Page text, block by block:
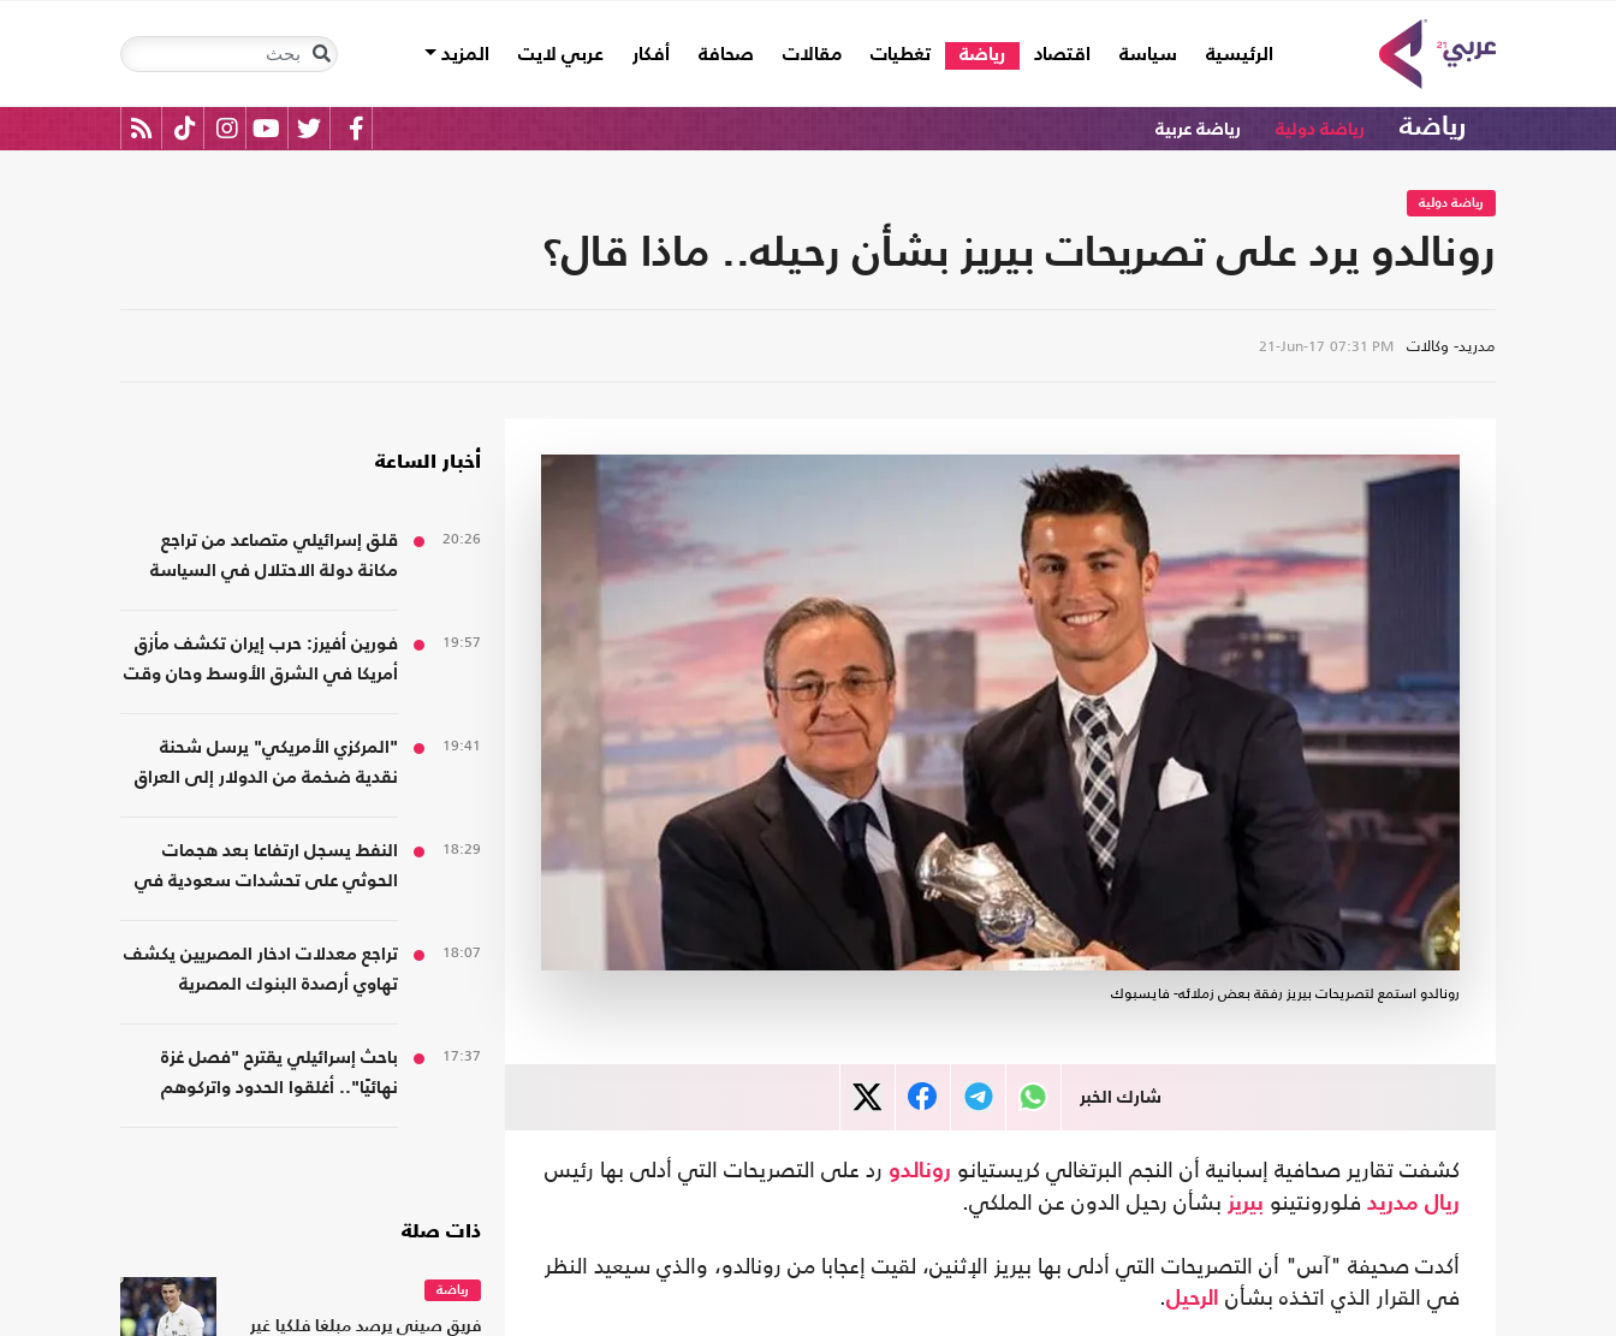
الرئيسية
(current) سياسة اقتصاد رياضة تغطيات مقالات صحافة أفكار عربي لايت المزيد
رياضة رياضة دولية رياضة عربية
رياضة دولية
رونالدو يرد على تصريحات بيريز بشأن رحيله.. ماذا قال؟
مدريد- وكالات 21-Jun-17 07:31 PM
رونالدو استمع لتصريحات بيريز رفقة بعض زملائه- فايسبوك
شارك الخبر
كشفت تقارير صحافية إسبانية أن النجم البرتغالي كريستيانو رونالدو رد على التصريحات التي أدلى بها رئيس
ريال مدريد فلورونتينو بيريز بشأن رحيل الدون عن الملكي.
أكدت صحيفة "آس" أن التصريحات التي أدلى بها بيريز الإثنين، لقيت إعجابا من رونالدو، والذي سيعيد النظر
في القرار الذي اتخذه بشأن
الرحيل.
أخبار الساعة
20:26
قلق إسرائيلي متصاعد من تراجع
مكانة دولة الاحتلال في السياسة
19:57
فورين أفيرز: حرب إيران تكشف مأزق
أمريكا في الشرق الأوسط وحان وقت
19:41
"المركزي الأمريكي" يرسل شحنة
نقدية ضخمة من الدولار إلى العراق
18:29
النفط يسجل ارتفاعا بعد هجمات
الحوثي على تحشدات سعودية في
18:07
تراجع معدلات ادخار المصريين يكشف
تهاوي أرصدة البنوك المصرية
17:37
باحث إسرائيلي يقترح "فصل غزة
نهائيًا".. أغلقوا الحدود واتركوهم
ذات صلة
رياضة
فريق صيني يرصد مبلغا فلكيا غير